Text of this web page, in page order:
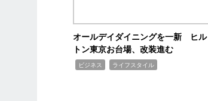
オールデイダイニングを一新 ヒル
トン東京お台場、改装進む
ビジネス ライフスタイル